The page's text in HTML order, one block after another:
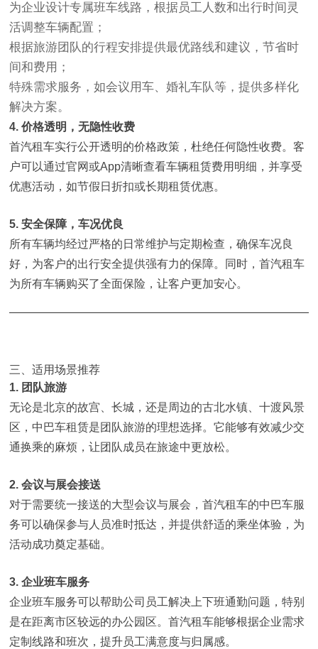
为企业设计专属班车线路，根据员工人数和出行时间灵
活调整车辆配置；
根据旅游团队的行程安排提供最优路线和建议，节省时
间和费用；
特殊需求服务，如会议用车、婚礼车队等，提供多样化
解决方案。
4. 价格透明，无隐性收费
首汽租车实行公开透明的价格政策，杜绝任何隐性收费。客
户可以通过官网或App清晰查看车辆租赁费用明细，并享受
优惠活动，如节假日折扣或长期租赁优惠。
5. 安全保障，车况优良
所有车辆均经过严格的日常维护与定期检查，确保车况良
好，为客户的出行安全提供强有力的保障。同时，首汽租车
为所有车辆购买了全面保险，让客户更加安心。
三、适用场景推荐
1. 团队旅游
无论是北京的故宫、长城，还是周边的古北水镇、十渡风景
区，中巴车租赁是团队旅游的理想选择。它能够有效减少交
通换乘的麻烦，让团队成员在旅途中更放松。
2. 会议与展会接送
对于需要统一接送的大型会议与展会，首汽租车的中巴车服
务可以确保参与人员准时抵达，并提供舒适的乘坐体验，为
活动成功奠定基础。
3. 企业班车服务
企业班车服务可以帮助公司员工解决上下班通勤问题，特别
是在距离市区较远的办公园区。首汽租车能够根据企业需求
定制线路和班次，提升员工满意度与归属感。